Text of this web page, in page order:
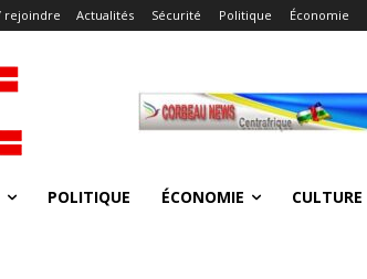
rejoindre Actualités Sécurité Politique Économie
POLITIQUE ÉCONOMIE CULTURE